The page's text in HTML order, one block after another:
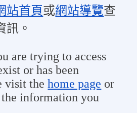
站首頁或網站導覽查
訊。
are trying to access
or has been
visit thehome page or
information you